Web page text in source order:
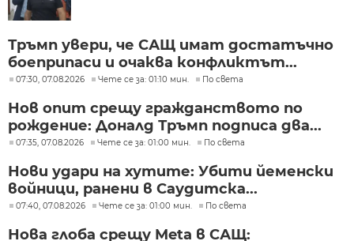
Тръмп увери, че САЩ имат достатъчно
боеприпаси и очаква конфликтът...
07:30, 07.08.2026 Чете се за: 01:10 мин. По света
Нов опит срещу гражданството по
рождение: Доналд Тръмп подписа два...
07:35, 07.08.2026 Чете се за: 01:00 мин. По света
Нови удари на хутите: Убити йеменски
войници, ранени в Саудитска...
07:40, 07.08.2026 Чете се за: 01:00 мин. По света
Нова глоба срещу Meta в САЩ: